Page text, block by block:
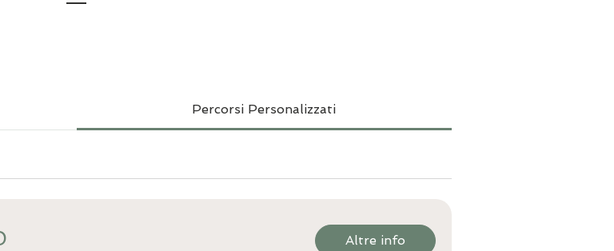
Percorsi Personalizzati
Altre info